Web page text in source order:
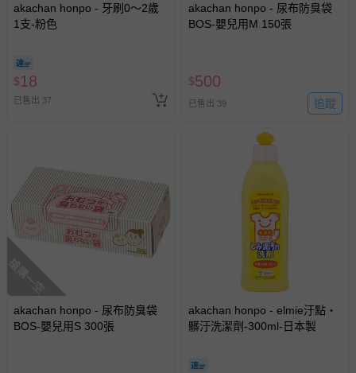
akachan honpo - 牙刷0～2歲
1支-粉色
$18
已售出 37
akachan honpo - 尿布防臭袋
BOS-嬰兒用M 150張
$500
已售出 39 追蹤
搶購一空
akachan honpo - 尿布防臭袋
BOS-嬰兒用S 300張
akachan honpo - elmie汙點・
髒汙洗潔劑-300ml-日本製